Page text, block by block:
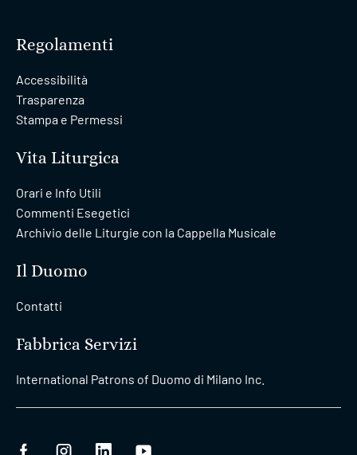
Regolamenti
Accessibilità
Trasparenza
Stampa e Permessi
Vita Liturgica
Orari e Info Utili
Commenti Esegetici
Archivio delle Liturgie con la Cappella Musicale
Il Duomo
Contatti
Fabbrica Servizi
International Patrons of Duomo di Milano Inc.